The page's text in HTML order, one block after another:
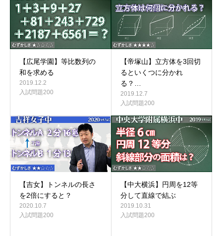
【広尾学園】等比数列の
和を求める
2019.12.2
入試問題200
【帝塚山】立方体を3回切
るといくつに分かれ
る？…
2019.12.7
入試問題200
【吉女】トンネルの長さ
を2倍にすると？
2020.10.7
入試問題200
【中大横浜】円周を12等
分して直線で結ぶ
2019.10.31
入試問題200